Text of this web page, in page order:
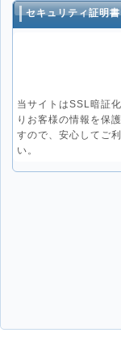
セキュリティ証明書
当サイトはSSL暗証
りお客様の情報を保
すので、安心してご
い。